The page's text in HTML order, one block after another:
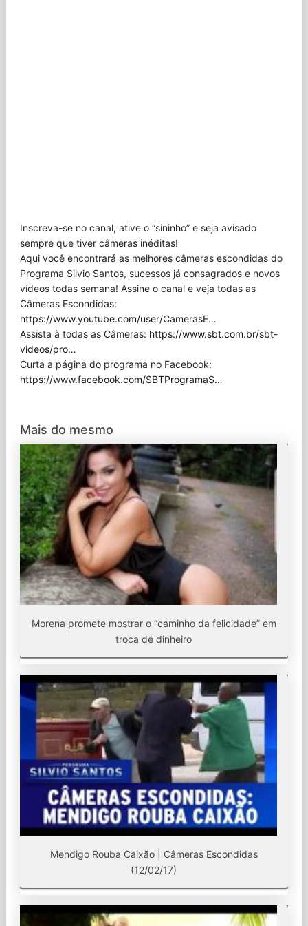
Inscreva-se no canal, ative o “sininho” e seja avisado
sempre que tiver câmeras inéditas!
Aqui você encontrará as melhores câmeras escondidas do
Programa Silvio Santos, sucessos já consagrados e novos
vídeos todas semana! Assine o canal e veja todas as
Câmeras Escondidas:
https://www.youtube.com/user/CamerasE…
Assista à todas as Câmeras: https://www.sbt.com.br/sbt-
videos/pro…
Curta a página do programa no Facebook:
https://www.facebook.com/SBTProgramaS…
Mais do mesmo
Morena promete mostrar o “caminho da felicidade” em
troca de dinheiro
Mendigo Rouba Caixão | Câmeras Escondidas
(12/02/17)